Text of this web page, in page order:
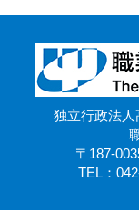
独立行政法
〒187-
TEL：